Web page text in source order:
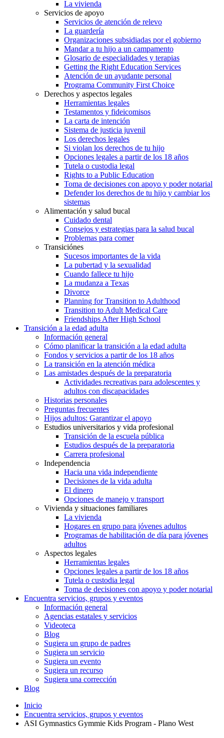
La vivienda
Servicios de apoyo
Servicios de atención de relevo
La guardería
Organizaciones subsidiadas por el gobierno
Mandar a tu hijo a un campamento
Glosario de especialidades y terapias
Getting the Right Education Services
Atención de un ayudante personal
Programa Community First Choice
Derechos y aspectos legales
Herramientas legales
Testamentos y fideicomisos
La carta de intención
Sistema de justicia juvenil
Los derechos legales
Si violan los derechos de tu hijo
Opciones legales a partir de los 18 años
Tutela o custodia legal
Rights to a Public Education
Toma de decisiones con apoyo y poder notarial
Defender los derechos de tu hijo y cambiar los
sistemas
Alimentación y salud bucal
Cuidado dental
Consejos y estrategias para la salud bucal
Problemas para comer
Transiciónes
Sucesos importantes de la vida
La pubertad y la sexualidad
Cuando fallece tu hijo
La mudanza a Texas
Divorce
Planning for Transition to Adulthood
Transition to Adult Medical Care
Friendships After High School
Transición a la edad adulta
Información general
Cómo planificar la transición a la edad adulta
Fondos y servicios a partir de los 18 años
La transición en la atención médica
Las amistades después de la preparatoria
Actividades recreativas para adolescentes y
adultos con discapacidades
Historias personales
Preguntas frecuentes
Hijos adultos: Garantizar el apoyo
Estudios universitarios y vida profesional
Transición de la escuela pública
Estudios después de la preparatoria
Carrera profesional
Independencia
Hacia una vida independiente
Decisiones de la vida adulta
El dinero
Opciones de manejo y transport
Vivienda y situaciones familiares
La vivienda
Hogares en grupo para jóvenes adultos
Programas de habilitación de día para jóvenes
adultos
Aspectos legales
Herramientas legales
Opciones legales a partir de los 18 años
Tutela o custodia legal
Toma de decisiones con apoyo y poder notarial
Encuentra servicios, grupos y eventos
Información general
Agencias estatales y servicios
Videoteca
Blog
Sugiera un grupo de padres
Sugiera un servicio
Sugiera un evento
Sugiera un recurso
Sugiera una corrección
Blog
Inicio
Encuentra servicios, grupos y eventos
ASI Gymnastics Gymmie Kids Program - Plano West